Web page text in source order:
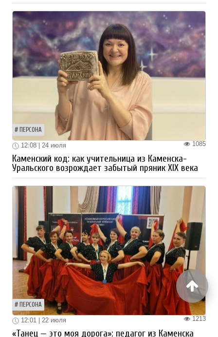
ПЕРСОНА
1085
12:08 | 24 июля
Каменский код: как учительница из Каменска-
Уральского возрождает забытый пряник XIX века
ПЕРСОНА
1213
12:01 | 22 июля
«Танец — это моя дорога»: педагог из Каменска